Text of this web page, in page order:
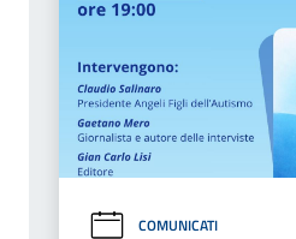
COMUNICATI